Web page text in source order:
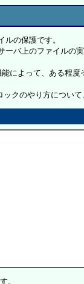
の保護です。
バ上のファイルの
によって、ある程
クのやり方につい
。